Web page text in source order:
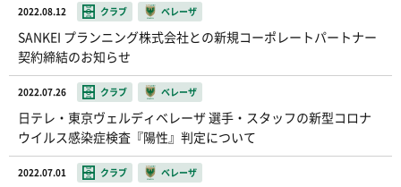
2022.08.12 クラブ ベレーザ
SANKEI プランニング株式会社との新規コーポレートパートナー
契約締結のお知らせ
2022.07.26 クラブ ベレーザ
日テレ・東京ヴェルディベレーザ 選手・スタッフの新型コロナ
ウイルス感染症検査『陽性』判定について
2022.07.01 クラブ ベレーザ